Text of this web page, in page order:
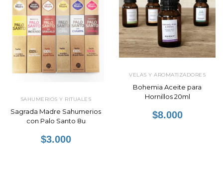
SAHUMERIOS Y RITUALES
Sagrada Madre Sahumerios
con Palo Santo 8u
$3.000
VELAS Y AROMATIZADORES
Bohemia Aceite para
Hornillos 20ml
$8.000